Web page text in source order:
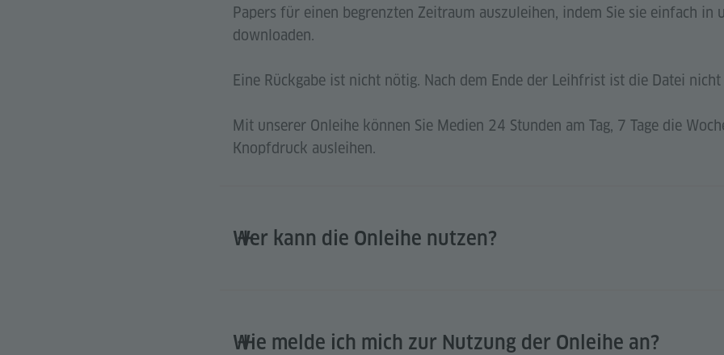
Papers für einen begrenzten Zeitraum auszuleihen, indem Sie sie einfach in
downloaden.
Eine Rückgabe ist nicht nötig. Nach dem Ende der Leihfrist ist die Datei
Mit unserer Onleihe können Sie Medien 24 Stunden am Tag, 7 Tage die
Knopfdruck ausleihen.
Wer kann die Onleihe nutzen?
Wie melde ich mich zur Nutzung der Onleihe an?